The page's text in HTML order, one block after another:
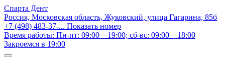
Спарта Дент
Россия, Московская область, Жуковский, улица Гагарина, 85б
+7 (498) 483-37-... Показать номер
Время работы: Пн-пт: 09:00—19:00; сб-вс: 09:00—18:00
Закроемся в 19:00